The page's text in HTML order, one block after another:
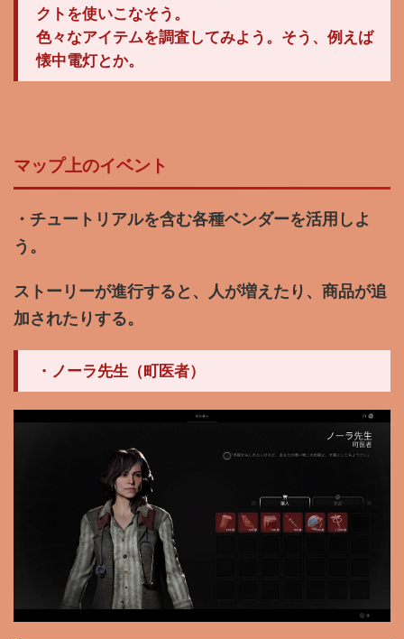
クトを使いこなそう。
色々なアイテムを調査してみよう。そう、例えば
懐中電灯とか。
マップ上のイベント
・チュートリアルを含む各種ベンダーを活用しよ
う。
ストーリーが進行すると、人が増えたり、商品が追
加されたりする。
・ノーラ先生（町医者）